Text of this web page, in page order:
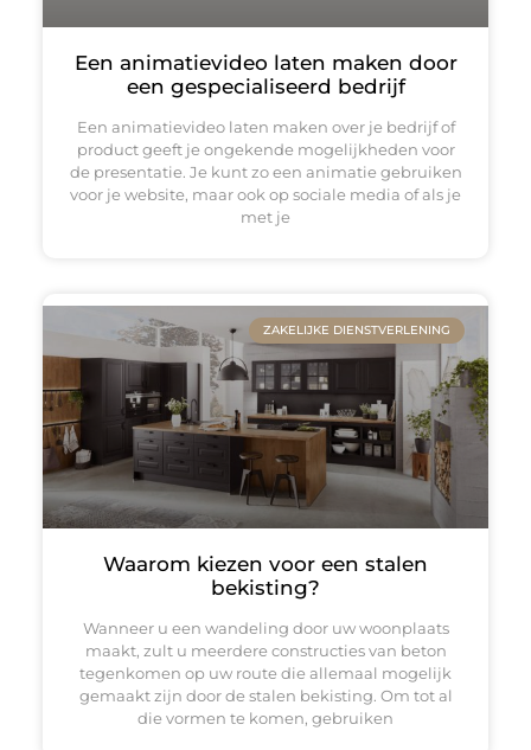
Een animatievideo laten maken door
een gespecialiseerd bedrijf
Een animatievideo laten maken over je bedrijf of
product geeft je ongekende mogelijkheden voor
de presentatie. Je kunt zo een animatie gebruiken
voor je website, maar ook op sociale media of als je
met je
ZAKELIJKE DIENSTVERLENING
Waarom kiezen voor een stalen
bekisting?
Wanneer u een wandeling door uw woonplaats
maakt, zult u meerdere constructies van beton
tegenkomen op uw route die allemaal mogelijk
gemaakt zijn door de stalen bekisting. Om tot al
die vormen te komen, gebruiken